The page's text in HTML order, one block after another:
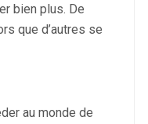
bien plus. De
que d’autres se
au monde de